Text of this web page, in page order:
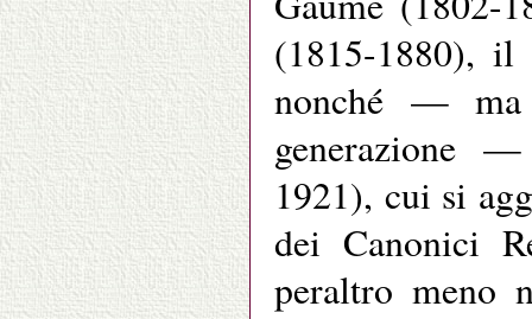
(1815-1880), il
nonché —
generazione
1921), cui si
dei Canonici
peraltro meno